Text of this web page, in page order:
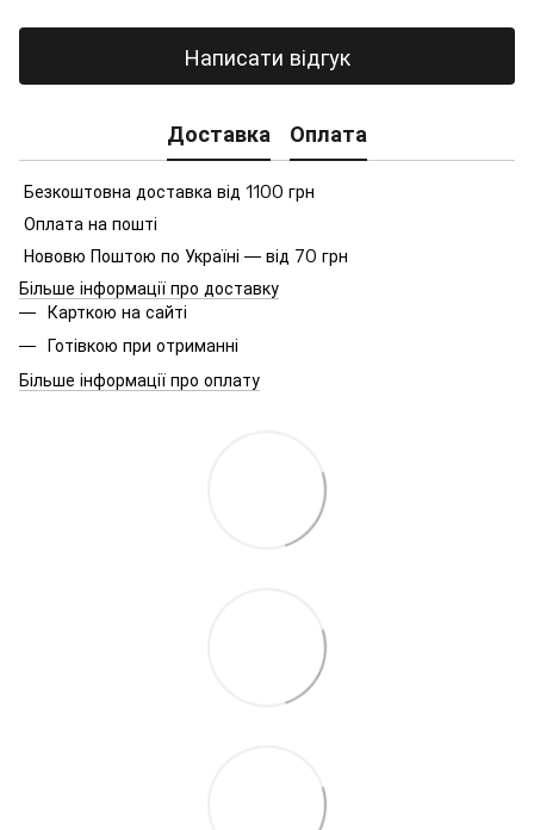
Написати відгук
Доставка Оплата
Безкоштовна доставка від 1100 грн
Оплата на пошті
Нововю Поштою по Україні — від 70 грн
Більше інформації про доставку
Карткою на сайті
Готівкою при отриманні
Більше інформації про оплату